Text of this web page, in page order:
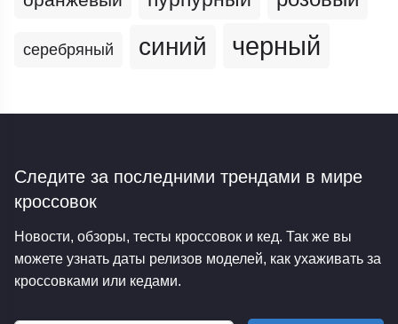
серебряный синий черный
Следите за последними трендами в мире
кроссовок
Новости, обзоры, тесты кроссовок и кед. Так же вы
можете узнать даты релизов моделей, как ухаживать за
кроссовками или кедами.